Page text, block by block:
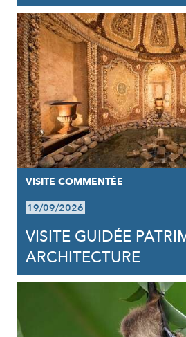
VISITE COMMENTÉE
19/09/2026
VISITE GUIDÉE
ARCHITECTURE